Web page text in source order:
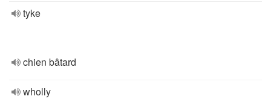
tyke
chien bâtard
wholly